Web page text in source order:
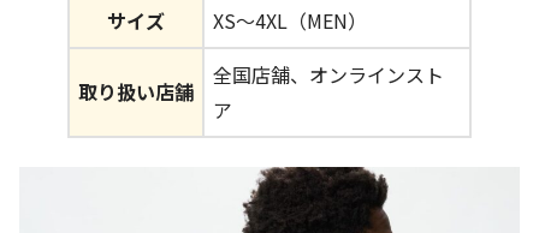
サイズ XS～4XL（MEN）
取り扱い店舗
全国店舗、オンラインスト
ア